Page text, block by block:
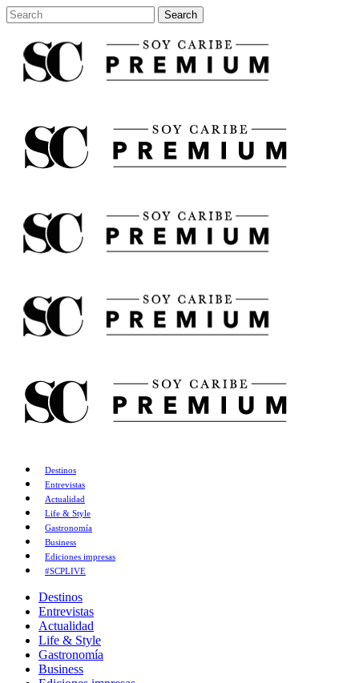
Destinos
Entrevistas
Actualidad
Life & Style
Gastronomía
Business
Ediciones impresas
#SCPLIVE
Destinos
Entrevistas
Actualidad
Life & Style
Gastronomía
Business